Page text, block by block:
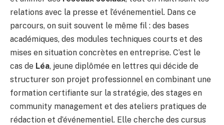
relations avec la presse et l’événementiel. Dans ce
parcours, on suit souvent le même fil : des bases
académiques, des modules techniques courts et des
mises en situation concrètes en entreprise. C’est le
cas de Léa, jeune diplômée en lettres qui décide de
structurer son projet professionnel en combinant une
formation certifiante sur la stratégie, des stages en
community management et des ateliers pratiques de
rédaction et d’événementiel. Elle cherche des cursus